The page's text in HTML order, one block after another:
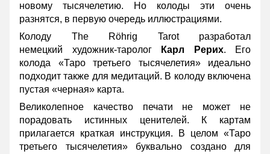
новому тысячелетию. Но колоды эти очень
разнятся, в первую очередь иллюстрациями.
Колоду The Röhrig Tarot разработал
немецкий художник-таролог
Карл Рерих. Его
колода «Таро третьего тысячелетия» идеально
подходит также для медитаций. В колоду включена
пустая «черная» карта.
Великолепное качество печати не может не
порадовать истинных ценителей. К картам
прилагается краткая инструкция. В целом «Таро
третьего тысячелетия» буквально создано для